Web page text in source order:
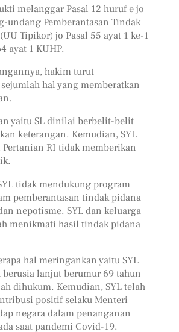
melanggar Pasal 12 huruf e jo
undang Pemberantasan Tindak
Tipikor) jo Pasal 55 ayat 1 ke-1
ayat 1 KUHP.
hakim turut
hal yang memberatkan
yaitu SL dinilai berbelit-belit
keterangan. Kemudian, SYL
Pertanian RI tidak memberikan
tidak mendukung program
pemberantasan tindak pidana
nepotisme. SYL dan keluarga
menikmati hasil tindak pidana
hal meringankan yaitu SYL
berusia lanjut berumur 69 tahun
dihukum. Kemudian, SYL telah
positif selaku Menteri
negara dalam penanganan
saat pandemi Covid-19.